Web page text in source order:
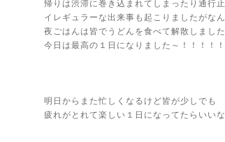
帰りは渋滞に巻き込まれてしまったり通行
イレギュラーな出来事も起こりましたがな
夜ごはんは皆でうどんを食べて解散しました
今日は最高の１日になりました～！！！！！
明日からまた忙しくなるけど皆が少しでも
疲れがとれて楽しい１日になってたらいい